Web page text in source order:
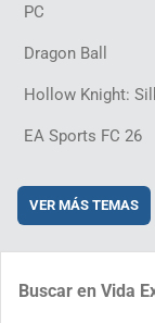
PC
Dragon Ball
Hollow Knight:
EA Sports FC 26
VER MÁS TEMAS